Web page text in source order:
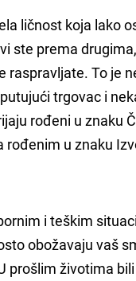
ličnost koja lako
ste prema
raspravljate. To je
trgovac i
rođeni u znaku
rođenim u znaku
i teškim
obožavaju vaš
prošlim životima